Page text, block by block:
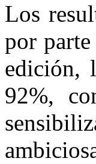
Los
por
edición,
92%,